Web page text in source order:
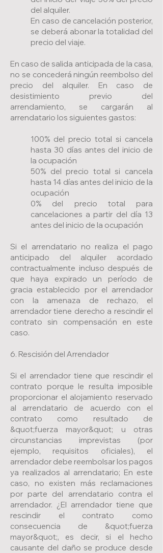
del alquiler.
En caso de cancelación posterior,
se deberá abonar la totalidad del
precio del viaje.
En caso de salida anticipada de la casa,
no se concederá ningún reembolso del
precio del alquiler. En caso de
desistimiento previo del
arrendamiento, se cargarán al
arrendatario los siguientes gastos:
100% del precio total si cancela
hasta 30 días antes del inicio de
la ocupación
50% del precio total si cancela
hasta 14 días antes del inicio de la
ocupación
0% del precio total para
cancelaciones a partir del día 13
antes del inicio de la ocupación
Si el arrendatario no realiza el pago
anticipado del alquiler acordado
contractualmente incluso después de
que haya expirado un período de
gracia establecido por el arrendador
con la amenaza de rechazo, el
arrendador tiene derecho a rescindir el
contrato sin compensación en este
caso.
6. Rescisión del Arrendador
Si el arrendador tiene que rescindir el
contrato porque le resulta imposible
proporcionar el alojamiento reservado
al arrendatario de acuerdo con el
contrato como resultado de
&quot;fuerza mayor&quot; u otras
circunstancias imprevistas (por
ejemplo, requisitos oficiales), el
arrendador debe reembolsar los pagos
ya realizados al arrendatario; En este
caso, no existen más reclamaciones
por parte del arrendatario contra el
arrendador. ¿El arrendador tiene que
rescindir el contrato como
consecuencia de &quot;fuerza
mayor&quot;, es decir, si el hecho
causante del daño se produce desde